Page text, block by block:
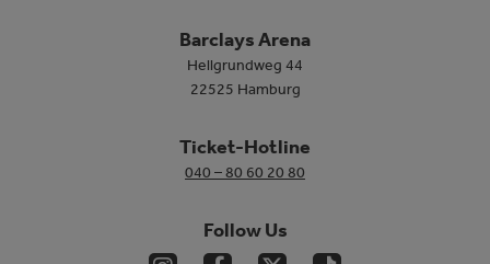
Barclays Arena
Hellgrundweg 44
22525 Hamburg
Ticket-Hotline
040 – 80 60 20 80
Follow Us